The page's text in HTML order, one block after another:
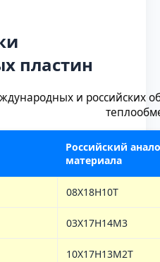
пластин
и российских
Российский
материала
08Х18Н10Т
03Х17Н14М3
10Х17Н13М2Т